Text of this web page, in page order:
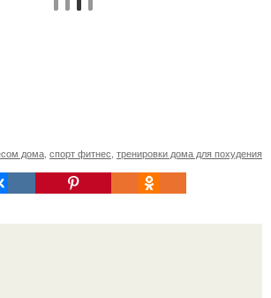
дома спорт фитнес тренировки дома для похудения